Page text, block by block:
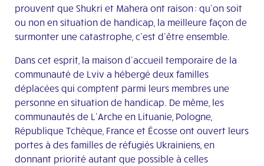
prouvent que Shukri et Mahera ont raison : qu’on soit
ou non en situation de handicap, la meilleure façon de
surmonter une catastrophe, c’est d’être ensemble.
Dans cet esprit, la maison d’accueil temporaire de la
communauté de Lviv a hébergé deux familles
déplacées qui comptent parmi leurs membres une
personne en situation de handicap. De même, les
communautés de L’Arche en Lituanie, Pologne,
République Tchèque, France et Écosse ont ouvert leurs
portes à des familles de réfugiés Ukrainiens, en
donnant priorité autant que possible à celles